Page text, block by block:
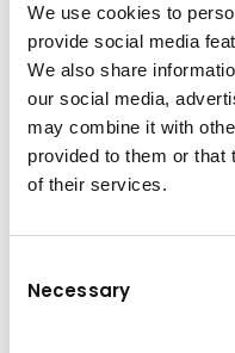
We use cookies to
provide social media
We also share
our social media,
may combine it with
provided to them or that
of their services.
Selection
Necessary
Tehnički podaci